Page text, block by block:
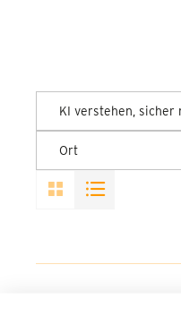
KI verstehen, sicher
Alle Kategorien
Ort
Alle Orte